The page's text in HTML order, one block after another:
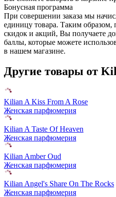
Бонусная программа
При совершении заказа мы
единицу товара. Таким
скидок и акций, Вы получаете
баллы, которые можете
в нашем магазине.
Другие товары от
Kilian A Kiss From A Rose
Женская парфюмерия
Kilian A Taste Of Heaven
Женская парфюмерия
Kilian Amber Oud
Женская парфюмерия
Kilian Angel's Share On The Rocks
Женская парфюмерия